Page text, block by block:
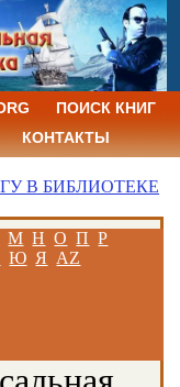
ПОИСК КНИГ
КОНТАКТЫ
В БИБЛИОТЕКЕ
М Н О П Р
Ю Я AZ